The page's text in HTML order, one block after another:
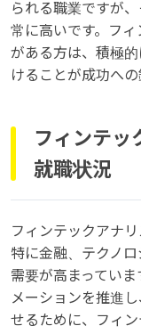
られる職業ですが
常に高いです。フ
がある方は、積極
けることが成功への
フィンテッ
就職状況
フィンテックアナ
特に金融、テクノ
需要が高まってい
メーションを推進
せるために、フィ